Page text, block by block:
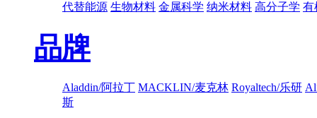
代替能源 生物材料 金属科学 纳米材料 高分子学 有
品牌
Aladdin/阿拉丁 MACKLIN/麦克林 Royaltech/乐研
斯